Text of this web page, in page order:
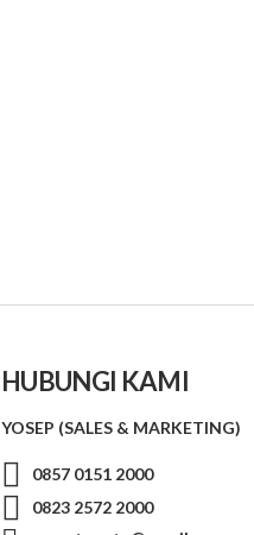
HUBUNGI KAMI
YOSEP (SALES & MARKETING)
0857 0151 2000
0823 2572 2000